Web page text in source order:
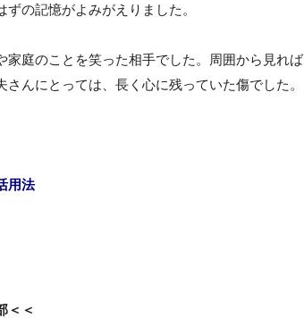
の記憶がよみがえりました。
庭のことを笑った相手でした。周囲から見れば
んにとっては、長く心に残っていた傷でした。
用法
＜＜